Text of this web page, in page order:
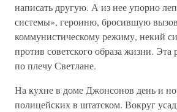
написать другую. А из нее упорно
системы», героиню, бросившую вызов
коммунистическому режиму, некий
против советского образа жизни. Эта
по плечу Светлане.
На кухне в доме Джонсонов день и
полицейских в штатском. Вокруг